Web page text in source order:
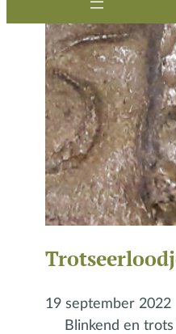
19 september 2022
Blinkend en